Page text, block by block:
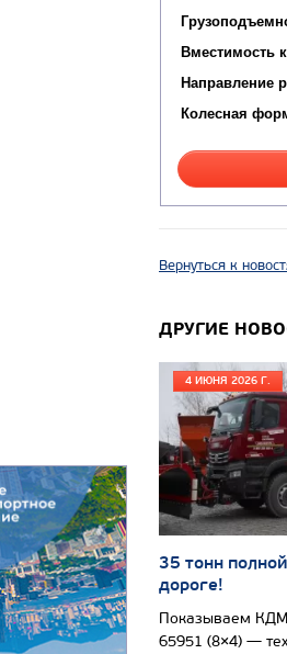
Вместимость
Направление
Колесная
Вернуться к
ДРУГИЕ
4 ИЮНЯ 2026 Г.
35 тонн
дороге!
Показываем
65951 (8×4) —